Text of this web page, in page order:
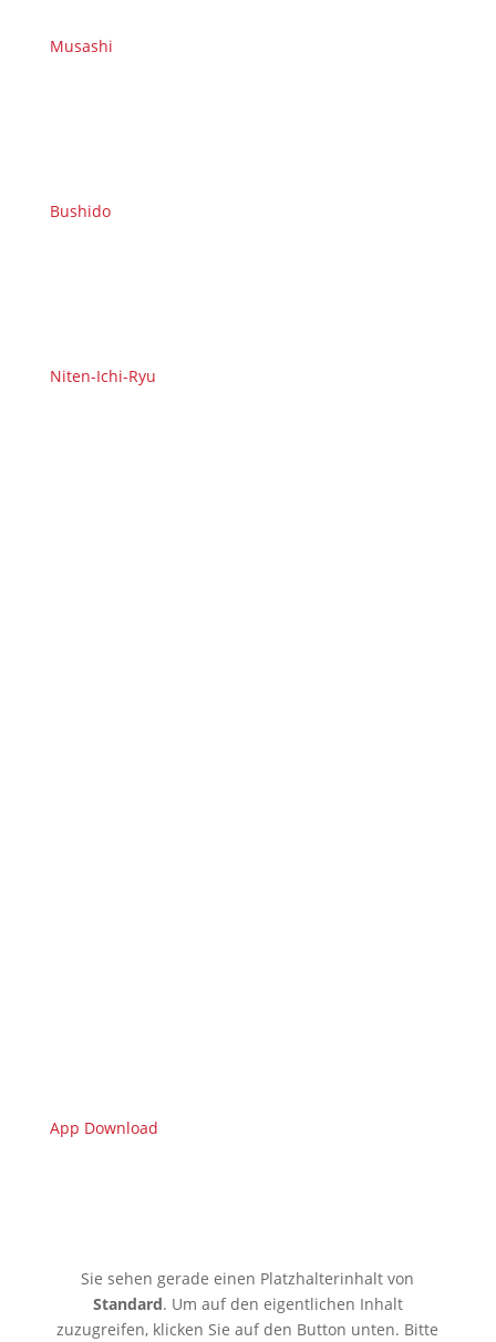
Musashi
Bushido
Niten-Ichi-Ryu
App Download
Sie sehen gerade einen Platzhalterinhalt von
Standard. Um auf den eigentlichen Inhalt
zuzugreifen, klicken Sie auf den Button unten. Bitte